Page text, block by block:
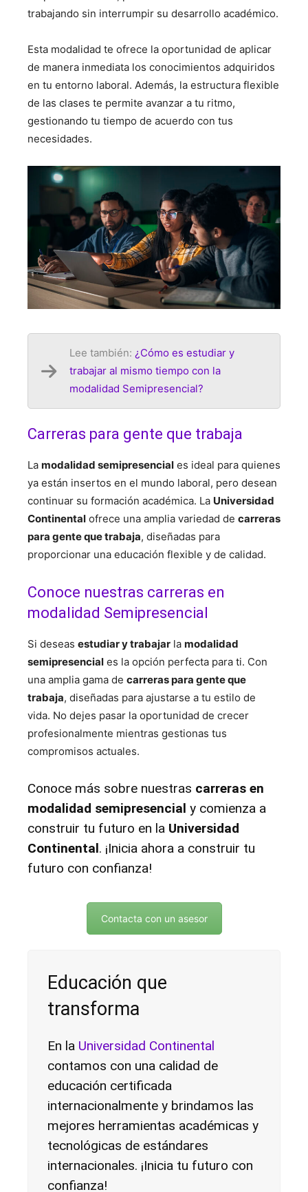
trabajando sin interrumpir su desarrollo académico.
Esta modalidad te ofrece la oportunidad de aplicar
de manera inmediata los conocimientos adquiridos
en tu entorno laboral. Además, la estructura flexible
de las clases te permite avanzar a tu ritmo,
gestionando tu tiempo de acuerdo con tus
necesidades.
Lee también: ¿Cómo es estudiar y
trabajar al mismo tiempo con la
modalidad Semipresencial?
Carreras para gente que trabaja
La modalidad semipresencial es ideal para quienes
ya están insertos en el mundo laboral, pero desean
continuar su formación académica. La Universidad
Continental ofrece una amplia variedad de carreras
para gente que trabaja, diseñadas para
proporcionar una educación flexible y de calidad.
Conoce nuestras carreras en
modalidad Semipresencial
Si deseas estudiar y trabajar la modalidad
semipresencial es la opción perfecta para ti. Con
una amplia gama de carreras para gente que
trabaja, diseñadas para ajustarse a tu estilo de
vida. No dejes pasar la oportunidad de crecer
profesionalmente mientras gestionas tus
compromisos actuales.
Conoce más sobre nuestras carreras en
modalidad semipresencial y comienza a
construir tu futuro en la Universidad
Continental. ¡Inicia ahora a construir tu
futuro con confianza!
Contacta con un asesor
Educación que
transforma
En la Universidad Continental
contamos con una calidad de
educación certificada
internacionalmente y brindamos las
mejores herramientas académicas y
tecnológicas de estándares
internacionales. ¡Inicia tu futuro con
confianza!